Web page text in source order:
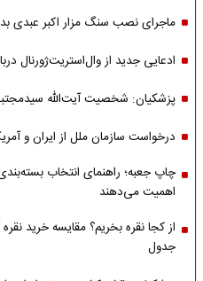
ماجرای نصب سنگ مزار اکبر عبدی
ادعایی جدید از وال‌استریت‌ژورنال
پزشکیان: شخصیت آیت‌الله
درخواست سازمان ملل از ایران و
چاپ جعبه؛ راهنمای انتخاب
اهمیت می‌دهند
جدول